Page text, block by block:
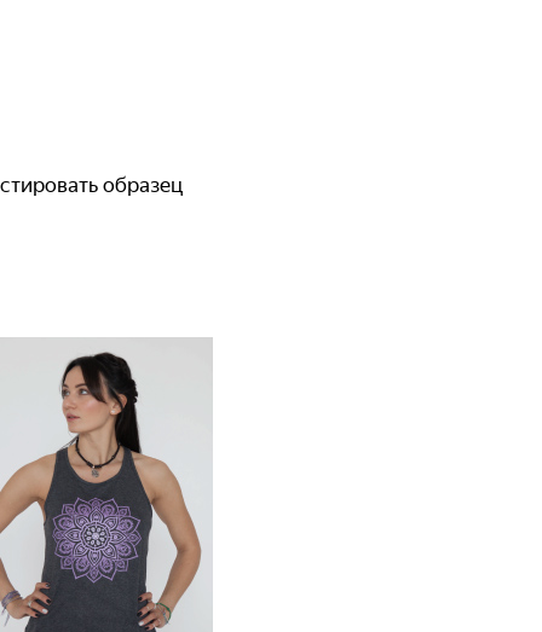
образец